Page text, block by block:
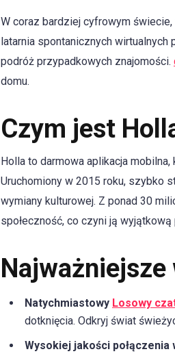
W coraz bardziej cyfrowym
latarnia spontanicznych
podróż przypadkowych znajomości.
domu.
Czym jest
Holla to darmowa aplikacja mobilna,
Uruchomiony w 2015 roku, szybko
wymiany kulturowej. Z ponad 30
społeczność, co czyni ją
Najważniejsze
Natychmiastowy Losowy
dotknięcia. Odkryj świat
Wysokiej jakości połączenia